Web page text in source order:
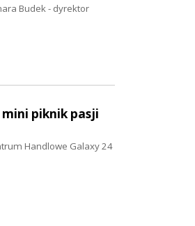
Budek - dyrektor
mini piknik pasji
Handlowe Galaxy 24